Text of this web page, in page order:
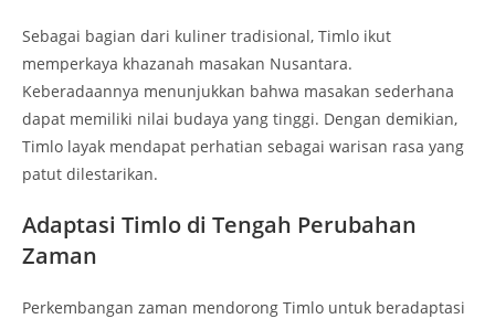
Sebagai bagian dari kuliner tradisional, Timlo ikut
memperkaya khazanah masakan Nusantara.
Keberadaannya menunjukkan bahwa masakan sederhana
dapat memiliki nilai budaya yang tinggi. Dengan demikian,
Timlo layak mendapat perhatian sebagai warisan rasa yang
patut dilestarikan.
Adaptasi Timlo di Tengah Perubahan
Zaman
Perkembangan zaman mendorong Timlo untuk beradaptasi